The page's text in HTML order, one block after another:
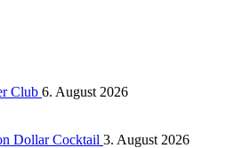
Club 6. August 2026
Dollar Cocktail 3. August 2026